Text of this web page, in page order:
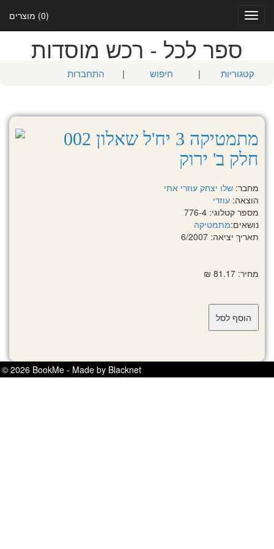
(0) מוצרים
Toggle
navigation
ספר לכל - רכש מוסדות
קטגוריות | חיפוש | התחברות
מתמטיקה 3 יח'ל שאלון 002
חלק ב' ירוק
מחבר: שלו יצחק עוזרי אתי
הוצאה: עוזרי
מספר קטלוגי: 776-4
נושאים:מתמטיקה
תאריך יציאה: 6/2007
מחיר: 81.17 ₪
© 2026 BookMe - Made by Blacknet